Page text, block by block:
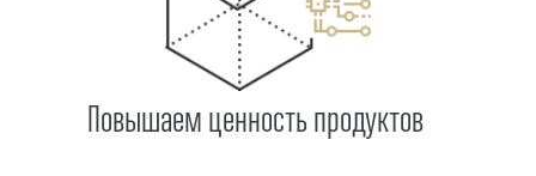
Повышаем ценность продуктов